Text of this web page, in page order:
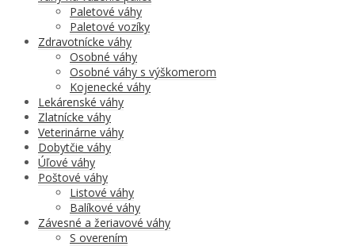
Paletové váhy
Paletové vozíky
Zdravotnícke váhy
Osobné váhy
Osobné váhy s výškomerom
Kojenecké váhy
Lekárenské váhy
Zlatnícke váhy
Veterinárne váhy
Dobytčie váhy
Úľové váhy
Poštové váhy
Listové váhy
Balíkové váhy
Závesné a žeriavové váhy
S overením